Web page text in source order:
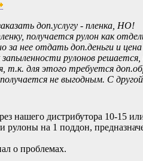
доп.услугу - пленка, НО!
получается рулон как
за нее отдать доп.деньги и
рулонов
для этого требуется
не выгодным. С
нашего дистрибутора 10-15
рулоны на 1 поддон,
о проблемах.